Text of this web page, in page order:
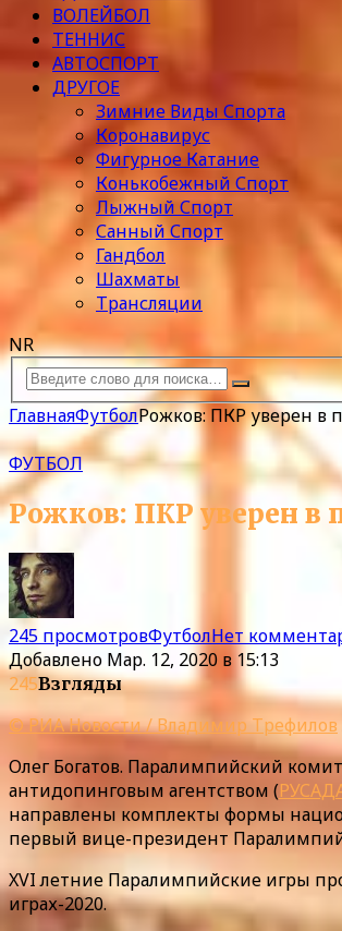
ВОЛЕЙБОЛ
ТЕННИС
АВТОСПОРТ
ДРУГОЕ
Зимние Виды Спорта
Коронавирус
Фигурное Катание
Конькобежный Спорт
Лыжный Спорт
Санный Спорт
Гандбол
Шахматы
Трансляции
NR
ГлавнаяФутболРожков: ПКР уверен в
ФУТБОЛ
Рожков: ПКР уверен в
245 просмотровФутболНет
Добавлено Мар. 12, 2020 в 15:13
245Взгляды
© РИА Новости / Владимир Трефилов
Олег Богатов. Паралимпийский
антидопинговым агентством (
направлены комплекты формы
первый вице-президент
XVI летние Паралимпийские игры
играх-2020.